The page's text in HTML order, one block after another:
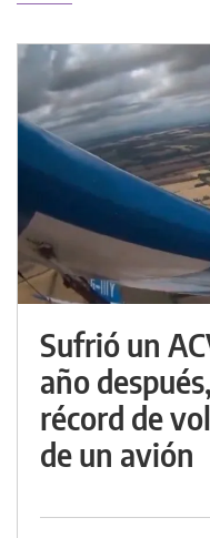
Sufrió un
año
récord de
de un avión